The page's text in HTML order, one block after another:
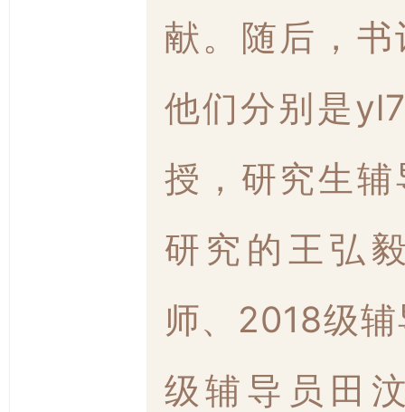
献。随后，
他们分别是
授，研究生
研究的王弘
师、2018级
级辅导员田